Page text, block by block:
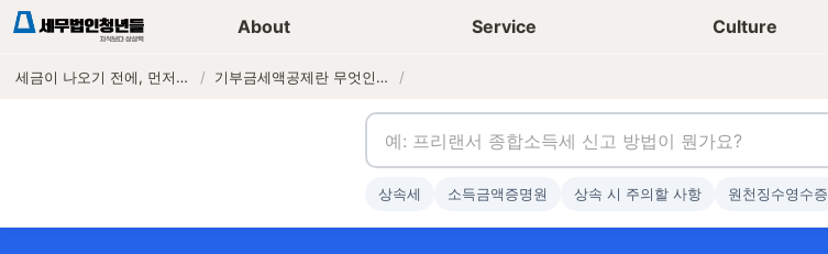
About Service Culture
세금이 나오기 전에, 먼저 연락하는 세무법인 / 기부금세액공제란 무엇인가? /
세무가이드 콘텐츠 기장상담신청 청년들 일상
상속세 소득금액증명원 상속 시 주의할 사항 원천징수영수증